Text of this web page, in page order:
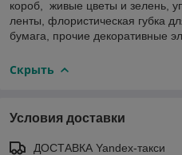
короб, живые цветы и зелень,
ленты, флористическая губка
бумага, прочие декоративные
Скрыть
Условия доставки
ДОСТАВКА Yandex-такси